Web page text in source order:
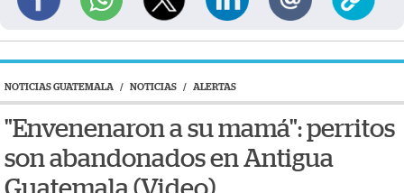
NOTICIAS GUATEMALA / NOTICIAS / ALERTAS
"Envenenaron a su mamá": perritos
son abandonados en Antigua